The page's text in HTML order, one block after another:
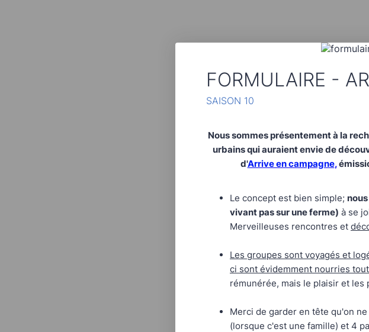
FORMULAIRE -
SAISON 10
Nous sommes présentement à la
urbains qui auraient envie de
d'Arrive en campagne,
Le concept est bien simple;
vivant pas sur une ferme) à se
Merveilleuses rencontres et
Les groupes sont voyagés et
ci sont évidemment nourries
rémunérée, mais le plaisir et les
Merci de garder en tête qu'on
(lorsque c'est une famille) et 4